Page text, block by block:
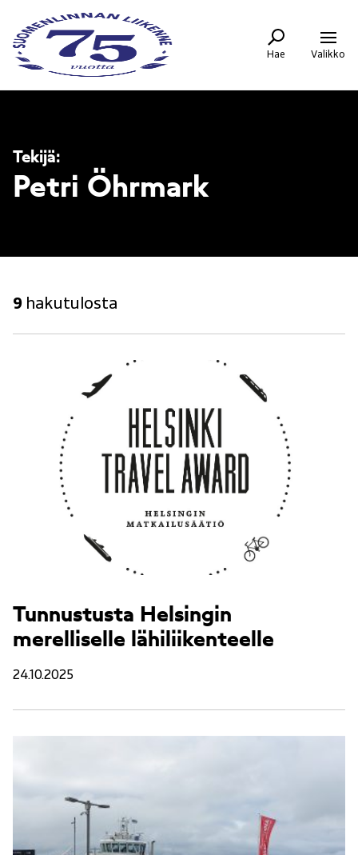
sisältöön
Suomenlinnan
Liikenne
-
Etusivulle
Hae Valikko
Tekijä:
Petri Öhrmark
9 hakutulosta
Tunnustusta Helsingin
merelliselle lähiliikenteelle
24.10.2025